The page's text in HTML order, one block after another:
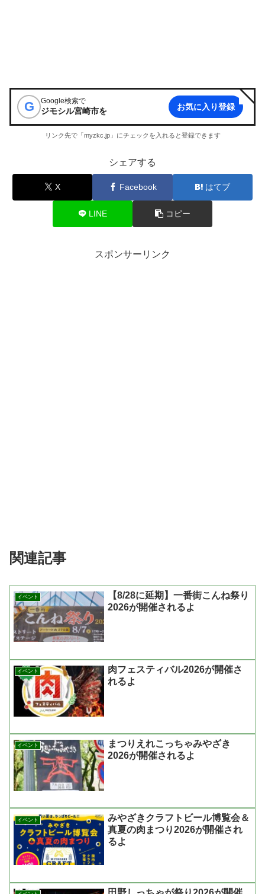
G Google検索で
ジモシル宮崎市を お気に入り登録
リンク先で「myzkc.jp」にチェックを入れると登録できます
シェアする
X Facebook はてブ
LINE コピー
スポンサーリンク
関連記事
イベント
【8/28に延期】一番街こんね祭り
2026が開催されるよ
イベント
肉フェスティバル2026が開催さ
れるよ
イベント
まつりえれこっちゃみやざき
2026が開催されるよ
イベント
みやざきクラフトビール博覧会＆
真夏の肉まつり2026が開催され
るよ